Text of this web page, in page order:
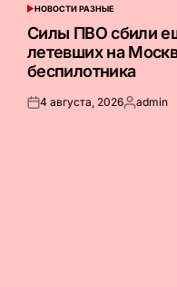
ОПУБЛИКОВАНО
НОВОСТИ РАЗНЫЕ
Силы ПВО сбили
летевших на
беспилотника
Опубликовано
4 августа, 2026Запись
admin